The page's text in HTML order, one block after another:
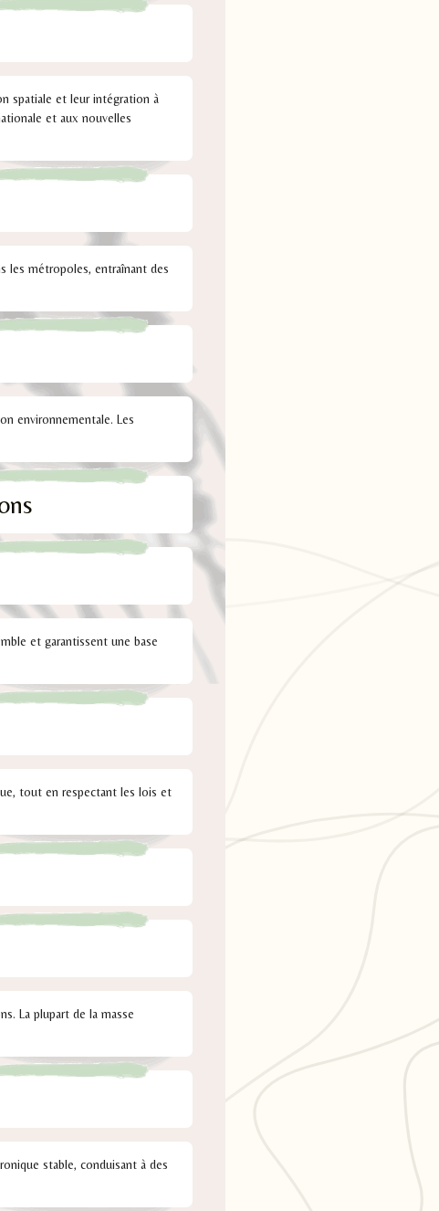
spatiale et leur intégration à
et aux nouvelles
les métropoles, entraînant des
environnementale. Les
et garantissent une base
tout en respectant les lois et
La plupart de la masse
stable, conduisant à des